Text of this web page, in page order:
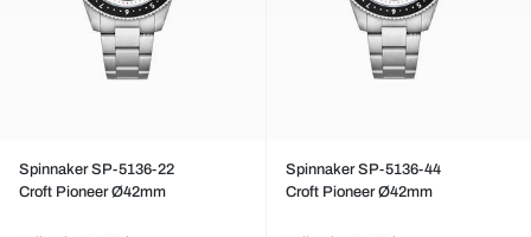
Spinnaker SP-5136-22
Croft Pioneer Ø42mm
Spinnaker SP-5136-44
Croft Pioneer Ø42mm